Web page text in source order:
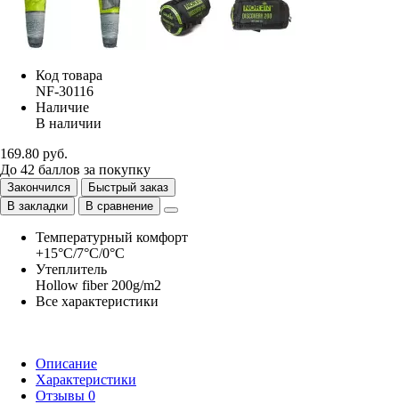
Код товара
NF-30116
Наличие
В наличии
169.80 руб.
До 42 баллов за покупку
Закончился
Быстрый заказ
В закладки
В сравнение
Температурный комфорт
+15°C/7°C/0°C
Утеплитель
Hollow fiber 200g/m2
Все характеристики
Описание
Характеристики
Отзывы 0